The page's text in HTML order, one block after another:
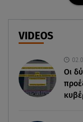
Ιός του
Λίλα Μπακλέση:
Η πρώτη
VIDEOS
Οι